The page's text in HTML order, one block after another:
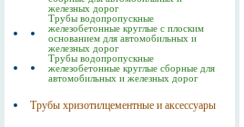
железных дорог
Трубы водопропускные
железобетонные круглые с плоским
основанием для автомобильных и
железных дорог
Трубы водопропускные
железобетонные круглые сборные для
автомобильных и железных дорог
Трубы хризотилцементные и аксессуары